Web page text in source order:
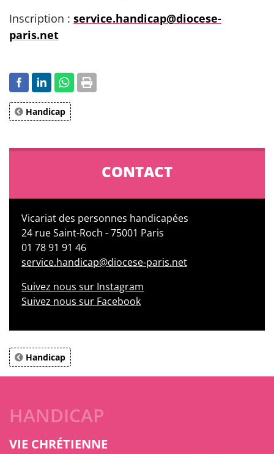
Inscription : service.handicap@diocese-
paris.net
Handicap
CONTACT
Vicariat des personnes handicapées
24 rue Saint-Roch - 75001 Paris
01 78 91 91 46
service.handicap@diocese-paris.net
Suivez nous sur Instagram
Suivez nous sur Facebook
Handicap
HANDICAP
VIE CHRÉTIENNE